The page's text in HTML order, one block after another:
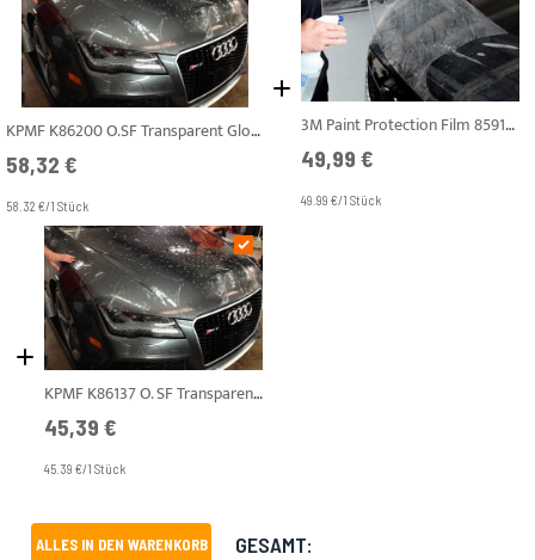
KPMF K86200 O.SF Transparent Gloss 1,245 m Steinschlagschutzfolie
58,32 €
58.32 €/1 Stück
3M Paint Protection Film 8591E PU Transparent 0,61m Lackschutzfolie Steinschlagschutzfolie
49,99 €
49.99 €/1 Stück
KPMF K86137 O. SF Transparent Gloss 1,245 m Steinschlagschutzfolie
45,39 €
45.39 €/1 Stück
ALLES IN DEN WARENKORB GESAMT: